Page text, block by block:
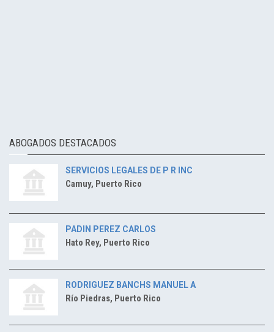
ABOGADOS DESTACADOS
SERVICIOS LEGALES DE P R INC
Camuy, Puerto Rico
PADIN PEREZ CARLOS
Hato Rey, Puerto Rico
RODRIGUEZ BANCHS MANUEL A
Río Piedras, Puerto Rico